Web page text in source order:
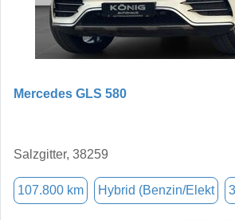
Mercedes GLS 580
Salzgitter, 38259
107.800 km Hybrid (Benzin/Elekt